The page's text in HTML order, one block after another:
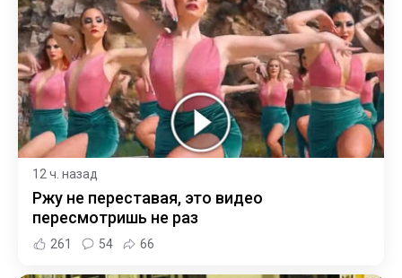
12 ч. назад
Ржу не переставая, это видео
пересмотришь не раз
261 54 66